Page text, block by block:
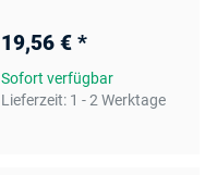
19,56 € *
Sofort verfügbar
Lieferzeit: 1 - 2 Werktage